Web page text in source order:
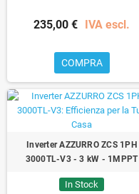
235,00 € IVA escl.
COMPRA
Inverter AZZURRO ZCS 1PH
3000TL-V3 - 3 kW - 1MPPT
In Stock